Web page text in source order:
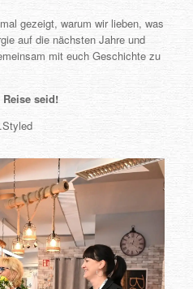
gezeigt, warum wir lieben, was
auf die nächsten Jahre und
mit euch Geschichte zu
seid!